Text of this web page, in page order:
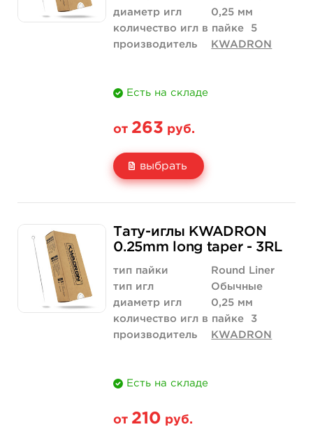
диаметр игл
0,25 мм
количество игл в пайке
5
производитель
KWADRON
Есть на складе
от 263 руб.
выбрать
Цена
Количество
263 руб.
купить
526 руб.
купить
Тату-иглы KWADRON
0.25mm long taper - 3RL
тип пайки
Round Liner
тип игл
Обычные
диаметр игл
0,25 мм
количество игл в пайке
3
производитель
KWADRON
Есть на складе
от 210 руб.